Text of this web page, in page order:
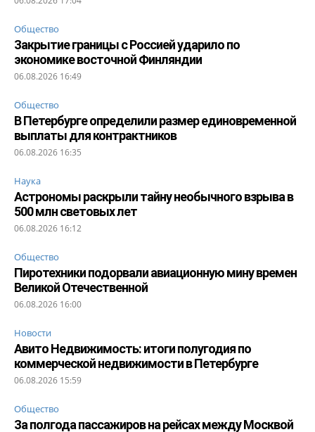
Общество
Закрытие границы с Россией ударило по
экономике восточной Финляндии
06.08.2026 16:49
Общество
В Петербурге определили размер единовременной
выплаты для контрактников
06.08.2026 16:35
Наука
Астрономы раскрыли тайну необычного взрыва в
500 млн световых лет
06.08.2026 16:12
Общество
Пиротехники подорвали авиационную мину времен
Великой Отечественной
06.08.2026 16:00
Новости
Авито Недвижимость: итоги полугодия по
коммерческой недвижимости в Петербурге
06.08.2026 15:59
Общество
За полгода пассажиров на рейсах между Москвой